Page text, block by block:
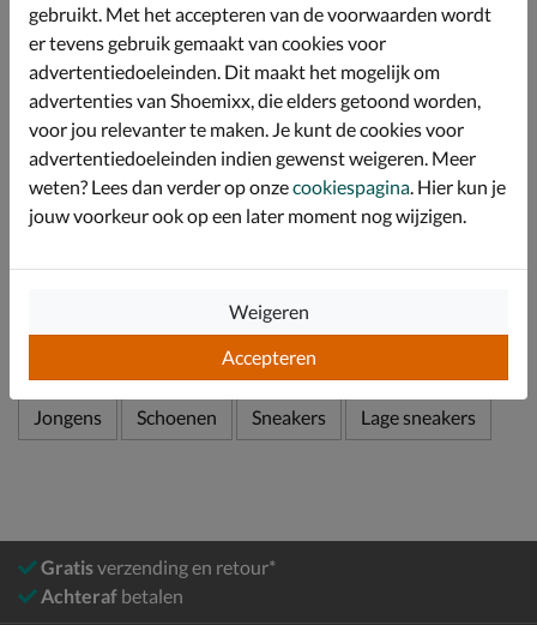
Gevoerd met zacht textiel en voorzien van een
gewatteerde enkelkraag voor meer comfort.
Het voetbed is uitneembaar waardoor de sneaker ook
geschikt is voor steunzolen.
Voorzien van een rubberen loopzool die optimale grip
heeft en goede stabiliteit biedt.
Jongens Schoenen Sneakers Lage sneakers
Gratisverzending en retour*
Achteraf betalen
gebruikt. Met het accepteren van de voorwaarden wordt
er tevens gebruik gemaakt van cookies voor
advertentiedoeleinden. Dit maakt het mogelijk om
advertenties van Shoemixx, die elders getoond worden,
voor jou relevanter te maken. Je kunt de cookies voor
advertentiedoeleinden indien gewenst weigeren. Meer
weten? Lees dan verder op onzecookiespagina . Hier kun je
jouw voorkeur ook op een later moment nog wijzigen.
Accepteren
Weigeren